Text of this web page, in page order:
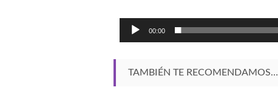
00:00
TAMBIÉN TE RECOMENDAMOS…